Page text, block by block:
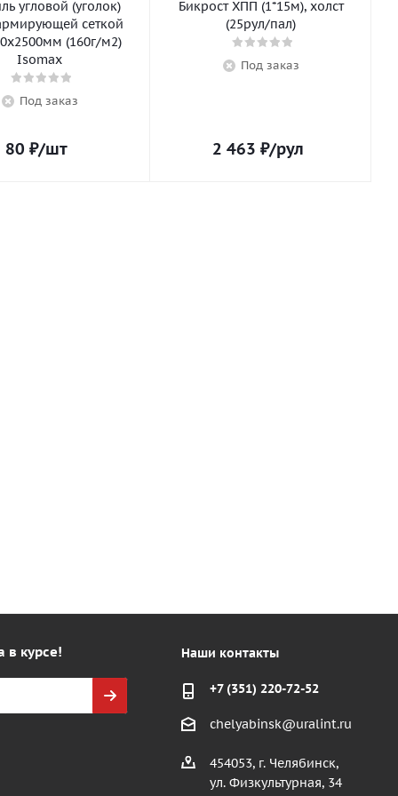
угловой (уголок)
сеткой
(160г/м2)
Isomax
Под заказ
80 ₽/шт
Бикрост ХПП (1*15м), холст
(25рул/пал)
Под заказ
2 463 ₽/рул
в курсе! Наши контакты
+7 (351) 220-72-52
chelyabinsk@uralint.ru
454053, г. Челябинск,
ул. Физкультурная, 34